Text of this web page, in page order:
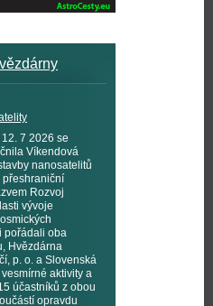
7 2026 se
Víkendová
nanosatelitů
přeshraniční
Rozvoj
vývoje
pořádali oba
Hvězdárna
p. o. a Slovenská
aktivity a
účastníků z obou
opravdu